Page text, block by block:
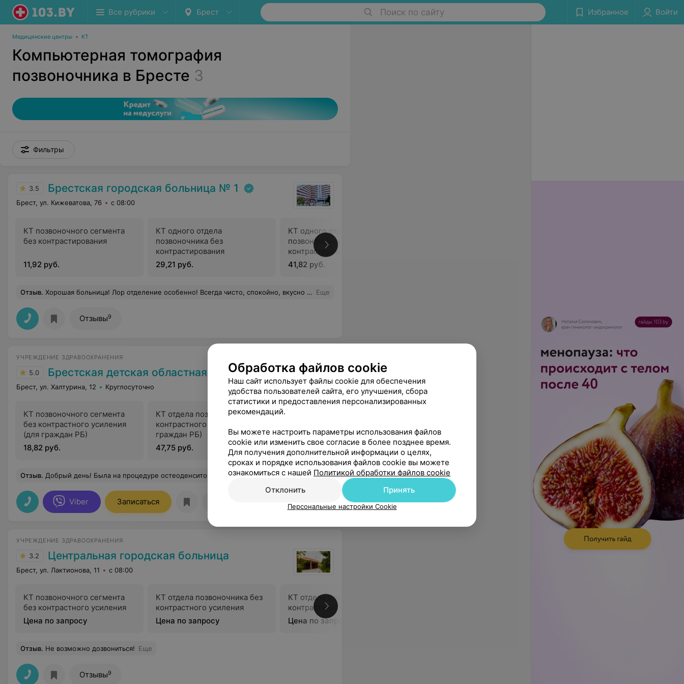
Все рубрики Брест Поиск по сайту Избранное Войти
Медицинские центры • КТ
Компьютерная томография
позвоночника в Бресте 3
Фильтры
3.5 Брестская городская больница № 1
Брест, ул. Кижеватова, 76 с 08:00
КТ позвоночного сегмента
без контрастирования
11,92 руб.
КТ одного отдела
позвоночника без
контрастирования
29,21 руб.
КТ одного отдела
позвоночника с
контрастированием
41,82 руб.
Отзыв. Хорошая больница! Лор отделение особенно! Всегда чисто, спокойно, вкусно кормят! Еще
Отзывы9
УЧРЕЖДЕНИЕ ЗДРАВООХРАНЕНИЯ
5.0 Брестская детская областная больница
Брест, ул. Халтурина, 12 Круглосуточно
КТ позвоночного сегмента
без контрастного усиления
(для граждан РБ)
18,82 руб.
КТ отдела позвоночника без
контрастного усиления (для
граждан РБ)
47,75 руб.
граждан РБ)
70,25 руб.
(для иностранных граждан)
50,31 руб.
КТ отдела позвоночника без
контрастного усиления (для
иностранных граждан)
128,20 руб.
Отзыв. Добрый день! Была на процедуре остеоденситометрии. Исследование проводиться в комфортных условиях, медицинский персонал подробно объясняет каждый этап, результаты выдаются в день обследования. Еще
Viber Записаться
УЧРЕЖДЕНИЕ ЗДРАВООХРАНЕНИЯ
3.2 Центральная городская больница
Брест, ул. Лактионова, 11 с 08:00
КТ позвоночного сегмента
без контрастного усиления
Цена по запросу
КТ отдела позвоночника без
контрастного усиления
Цена по запросу
КТ отдела позвоночника с
контрастным усилением
Цена по запросу
Отзыв. Не возможно дозвониться! Еще
Отзывы9
Обработка файлов cookie
Наш сайт использует файлы cookie для обеспечения
удобства пользователей сайта, его улучшения, сбора
статистики и предоставления персонализированных
рекомендаций.
Вы можете настроить параметры использования файлов
cookie или изменить свое согласие в более позднее время.
Для получения дополнительной информации о целях,
сроках и порядке использования файлов cookie вы можете
ознакомиться с нашей Политикой обработки файлов cookie
Отклонить
Принять
Персональные настройки Cookie